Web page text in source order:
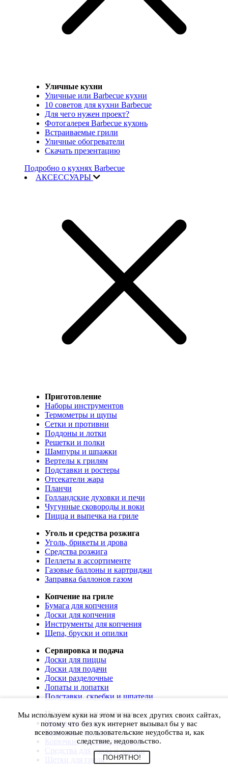
Уличные кухни
Уличные или Barbecue кухни
10 советов для кухни Barbecue
Для чего нужен проект?
Фотогалерея Barbecue кухонь
Встраиваемые грили
Уличные обогреватели
Скачать презентацию
Подробно о кухнях Barbecue
АКСЕССУАРЫ
Приготовление
Наборы инструментов
Термометры и щупы
Сетки и противни
Поддоны и лотки
Решетки и полки
Шампуры и шпажки
Вертелы к грилям
Подставки и ростеры
Отсекатели жара
Планчи
Голландские духовки и печи
Чугунные сковороды и воки
Пицца и выпечка на гриле
Уголь и средства розжига
Уголь, брикеты и дрова
Средства розжига
Пеллеты в ассортименте
Газовые баллоны и картриджи
Заправка баллонов газом
Копчение на гриле
Бумага для копчения
Доски для копчения
Инструменты для копчения
Щепа, бруски и опилки
Сервировка и подача
Доски для пиццы
Доски для подачи
Доски разделочные
Лопаты и лопатки
Подставки, скребки и шпатели
Чистка, уход и хранение
Чехлы и сумки
Коврики для гриля
Корючки для инструментов
Средства для ухода и чистки
Щетки для гриля
Мы используем куки на этом и на всех других своих сайтах,
потому что без кук интернет вызывал бы у вас
всевозможные пользовательские неудобства и, как
следствие, недовольство.
ПОНЯТНО!